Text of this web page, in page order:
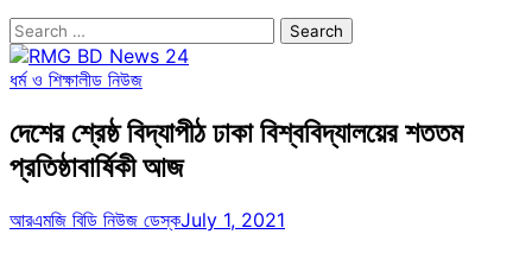
Search
for:
ধর্ম ও শিক্ষালীড নিউজ
দেশের শ্রেষ্ঠ বিদ্যাপীঠ ঢাকা বিশ্ববিদ্যালয়ের শততম
প্রতিষ্ঠাবার্ষিকী আজ
আরএমজি বিডি নিউজ ডেস্কJuly 1, 2021